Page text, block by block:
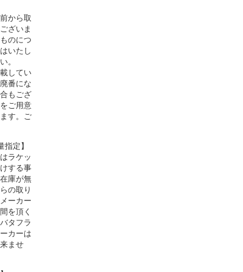
から取
ざいま
のにつ
いたし
。
してい
番にな
もござ
ご用意
す。ご
定】
ラケッ
する事
庫が無
の取り
ーカー
を頂く
タフラ
カーは
ませ